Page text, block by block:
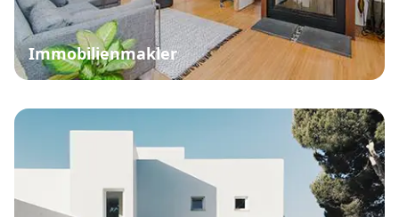
Immobilienmakler